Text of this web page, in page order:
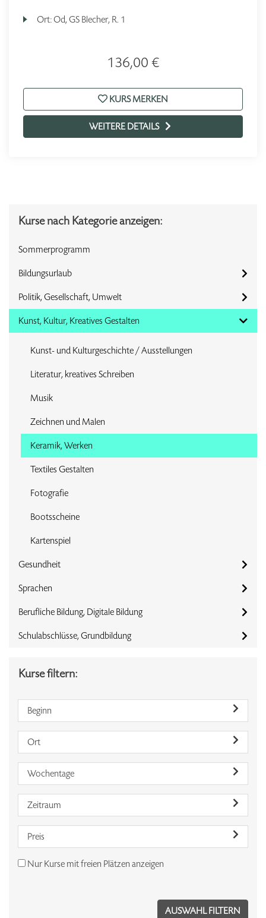
Ort:Od, GS Blecher, R. 1
136,00 €
KURS MERKEN
WEITERE DETAILS
Kurse nach Kategorie anzeigen:
Sommerprogramm
Bildungsurlaub
Politik, Gesellschaft, Umwelt
Kunst, Kultur, Kreatives Gestalten
Kunst- und Kulturgeschichte / Ausstellungen
Literatur, kreatives Schreiben
Musik
Zeichnen und Malen
Keramik, Werken
Textiles Gestalten
Fotografie
Bootsscheine
Kartenspiel
Gesundheit
Sprachen
Berufliche Bildung, Digitale Bildung
Schulabschlüsse, Grundbildung
Kurse filtern:
Beginn
Ort
Wochentage
Zeitraum
Preis
Nur Kurse mit freien Plätzen anzeigen